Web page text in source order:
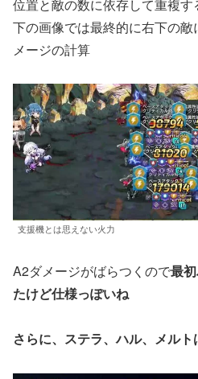
位置と敵の数に依存して重複す
下の画像では最終的に右下の
メージの計算
支援機とは思えない火力
A2ダメージがばらつくので最
たけど仕様っぽいね
さらに、ステラ、ハル、メル